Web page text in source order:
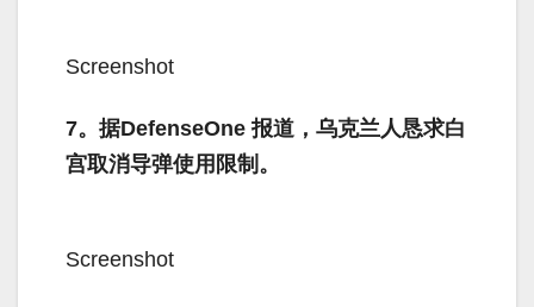
Screenshot
7。据DefenseOne 报道，乌克兰人恳求白
宫取消导弹使用限制。
Screenshot